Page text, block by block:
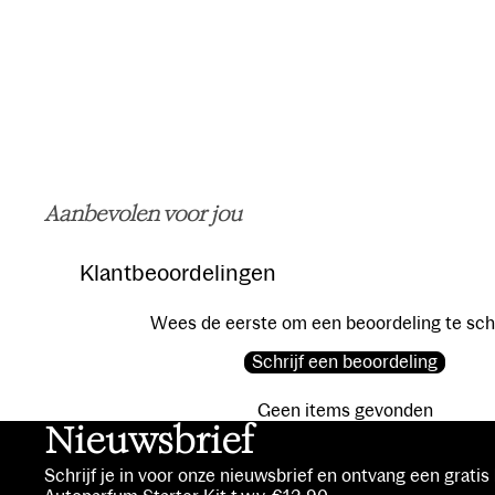
Aanbevolen voor jou
Klantbeoordelingen
Wees de eerste om een beoordeling te
Schrijf een beoordeling
Geen items gevonden
Nieuwsbrief
Schrijf je in voor onze nieuwsbrief en ontvang een gratis